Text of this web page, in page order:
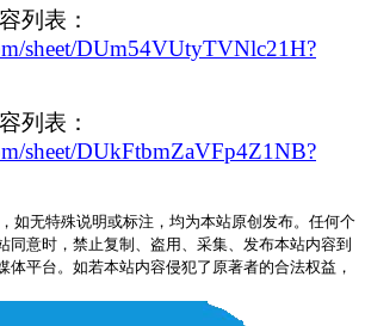
列表：
sheet/DUm54VUtyTVNlc21H?
列表：
sheet/DUkFtbmZaVFp4Z1NB?
如无特殊说明或标注，均为本站原创发布。任何个
同意时，禁止复制、盗用、采集、发布本站内容到
体平台。如若本站内容侵犯了原著者的合法权益，